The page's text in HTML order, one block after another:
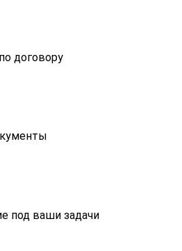
договору
под ваши задачи